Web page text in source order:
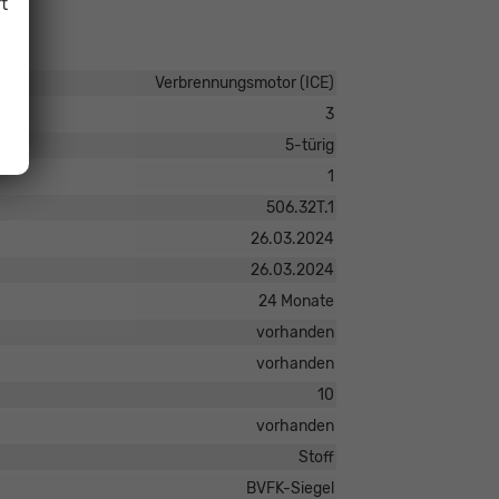
Verbrennungsmotor (ICE)
3
5-türig
1
506.32T.1
26.03.2024
26.03.2024
24 Monate
vorhanden
vorhanden
10
vorhanden
Stoff
BVFK-Siegel